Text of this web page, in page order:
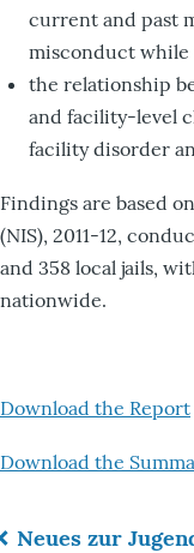
current and past
misconduct
the relationship
and facility-level
facility disorder
Findings are based
(NIS), 2011-12,
and 358 local jails,
nationwide.
Download the Report
Download the
Neues zur